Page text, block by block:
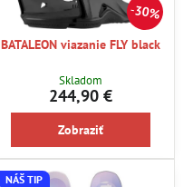
30%
BATALEON viazanie FLY black
Skladom
244,90 €
Zobraziť
NÁŠ TIP